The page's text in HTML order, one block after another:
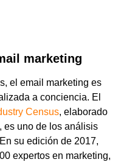
marketing
el email marketing es
a conciencia. El
Census, elaborado
es uno de los análisis
su edición de 2017,
expertos en marketing,